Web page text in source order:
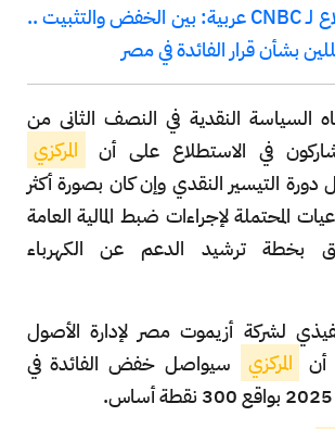
استطلاع لـ CNBC عربية: بين الخفض والتثبيت ..
بشأن قرار الفائدة في مصر
السياسة النقدية في النصف الثاني من
في الاستطلاع على أن
المركزي
التيسير النقدي وإن كان بصورة أكثر
المحتملة لإجراءات ضبط المالية العامة
بخطة ترشيد الدعم عن الكهرباء
لشركة أزيموت مصر لإدارة الأصول
أن المركزي
سيواصل خفض الفائدة في